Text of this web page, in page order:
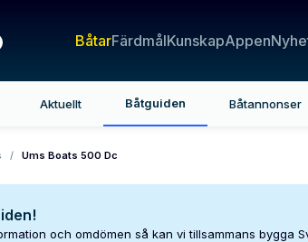
BåtarFärdmålKunskapAppen
Aktuellt Båtguiden Båtannonser
/ Ums Boats 500 Dc
och omdömen så kan vi tillsammans bygga